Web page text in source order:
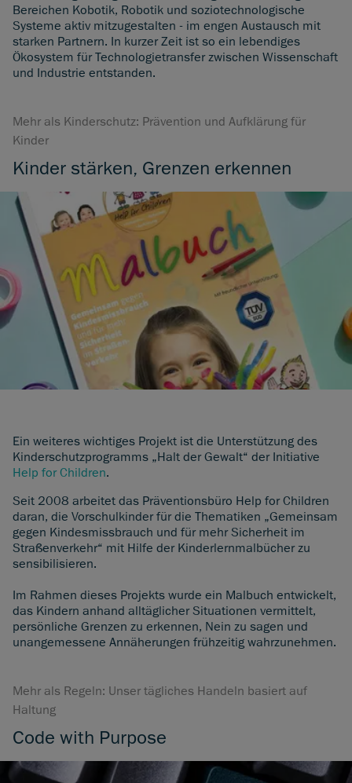
Bereichen Kobotik, Robotik und soziotechnologische
Systeme aktiv mitzugestalten - im engen Austausch mit
starken Partnern. In kurzer Zeit ist so ein lebendiges
Ökosystem für Technologietransfer zwischen Wissenschaft
und Industrie entstanden.
Mehr als Kinderschutz: Prävention und Aufklärung für
Kinder
Kinder stärken, Grenzen erkennen
Ein weiteres wichtiges Projekt ist die Unterstützung des
Kinderschutzprogramms „Halt der Gewalt“ der Initiative
Help for Children.
Seit 2008 arbeitet das Präventionsbüro Help for Children
daran, die Vorschulkinder für die Thematiken „Gemeinsam
gegen Kindesmissbrauch und für mehr Sicherheit im
Straßenverkehr“ mit Hilfe der Kinderlernmalbücher zu
sensibilisieren.
Im Rahmen dieses Projekts wurde ein Malbuch entwickelt,
das Kindern anhand alltäglicher Situationen vermittelt,
persönliche Grenzen zu erkennen, Nein zu sagen und
unangemessene Annäherungen frühzeitig wahrzunehmen.
Mehr als Regeln: Unser tägliches Handeln basiert auf
Haltung
Code with Purpose